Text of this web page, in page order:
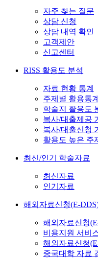
자주 찾는 질문
상담 신청
상담 내역 확인
고객제안
신고센터
RISS 활용도 분석
자료 현황 통계
주제별 활용통
학술지 활용도
복사/대출제공
복사/대출신청
활용도 높은 주
최신/인기 학술자료
최신자료
인기자료
해외자료신청(E-
해외자료신청
비용지원 서비
해외자료신청
중국대학 자료